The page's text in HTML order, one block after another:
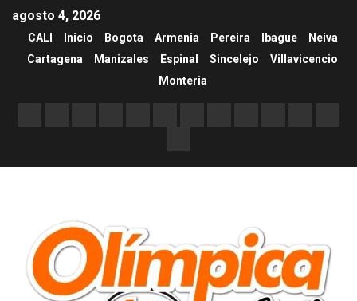
agosto 4, 2026
CALI Inicio Bogota Armenia Pereira Ibague
Neiva
Cartagena
Manizales Espinal Sincelejo
Villavicencio
Monteria